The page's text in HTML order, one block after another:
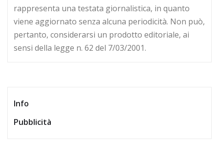
rappresenta una testata giornalistica, in quanto
viene aggiornato senza alcuna periodicità. Non può,
pertanto, considerarsi un prodotto editoriale, ai
sensi della legge n. 62 del 7/03/2001.
Info
Pubblicità